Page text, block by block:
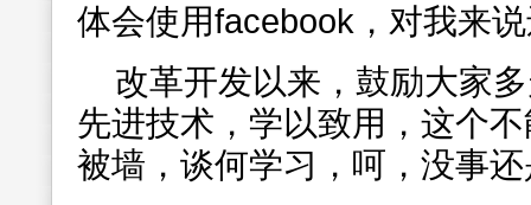
体会使用facebook，对我来
改革开发以来，鼓励大家
先进技术，学以致用，这个
被墙，谈何学习，呵，没事